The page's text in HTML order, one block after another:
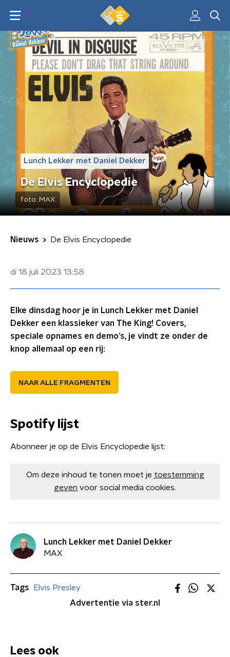
Lunch Lekker met Daniel Dekker
De Elvis Encyclopedie
foto: MAX
Nieuws De Elvis Encyclopedie
di 18 juli 2023 13:58
Elke dinsdag hoor je in Lunch Lekker met Daniel
Dekker een klassieker van The King! Covers,
speciale opnames en demo's, je vindt ze onder de
knop allemaal op een rij:
NAAR ALLE FRAGMENTEN
Spotify lijst
Abonneer je op de Elvis Encyclopedie lijst:
Om deze inhoud te tonen moet je toestemming
geven voor social media cookies.
Lunch Lekker met Daniel Dekker
MAX
Tags
Elvis Presley
Advertentie via ster.nl
Lees ook